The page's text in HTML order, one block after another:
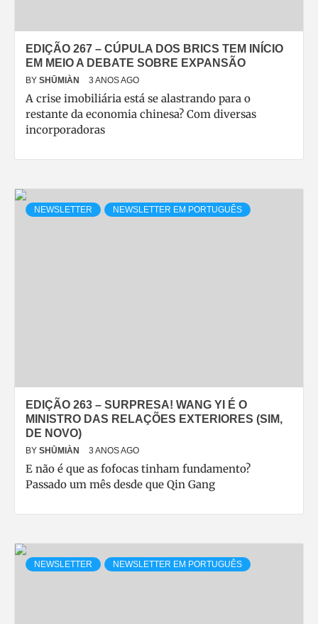
EDIÇÃO 267 – CÚPULA DOS BRICS TEM INÍCIO
EM MEIO A DEBATE SOBRE EXPANSÃO
BY SHŪMIÀN 3 ANOS AGO
A crise imobiliária está se alastrando para o
restante da economia chinesa? Com diversas
incorporadoras
NEWSLETTER NEWSLETTER EM PORTUGUÊS
EDIÇÃO 263 – SURPRESA! WANG YI É O
MINISTRO DAS RELAÇÕES EXTERIORES (SIM,
DE NOVO)
BY SHŪMIÀN 3 ANOS AGO
E não é que as fofocas tinham fundamento?
Passado um mês desde que Qin Gang
NEWSLETTER NEWSLETTER EM PORTUGUÊS